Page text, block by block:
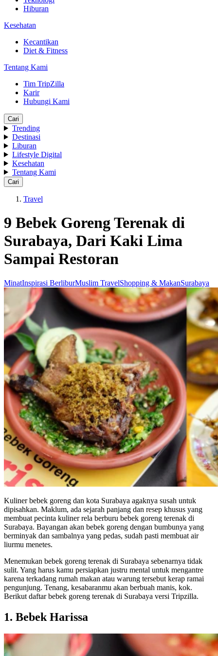
Hiburan
Kesehatan
Kecantikan
Diet & Fitness
Tentang Kami
Tim TripZilla
Karir
Hubungi Kami
Cari
Trending
Destinasi
Liburan
Lifestyle Digital
Kesehatan
Tentang Kami
Cari
Travel
9 Bebek Goreng Terenak di
Surabaya, Dari Kaki Lima
Sampai Restoran
MinatInspirasi BerliburMuslim TravelShopping & MakanSurabaya
Kuliner bebek goreng dan kota Surabaya agaknya susah untuk
dipisahkan. Maklum, ada sejarah panjang dan resep khusus yang
membuat pecinta kuliner rela berburu bebek goreng terenak di
Surabaya. Bayangan akan bebek goreng dengan bumbunya yang
berminyak dan sambalnya yang pedas, sudah pasti membuat air
liurmu menetes.
Menemukan bebek goreng terenak di Surabaya sebenarnya tidak
sulit. Yang harus kamu persiapkan justru mental untuk mengantre
karena terkadang rumah makan atau warung tersebut kerap ramai
pengunjung. Tenang, kesabaranmu akan berbuah manis, kok.
Berikut daftar bebek goreng terenak di Surabaya versi Tripzilla.
1. Bebek Harissa